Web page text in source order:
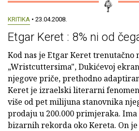
KRITIKA • 23.04.2008.
Etgar Keret : 8% ni od
Kod nas je Etgar Keret trenutačno
„Wristcuttersima", Dukićevoj
njegove priče, prethodno
Keret je izraelski literarni
više od pet milijuna stanovnika
prodaju u 200.000 primjeraka.
bizarnih rekorda oko Kereta. On je